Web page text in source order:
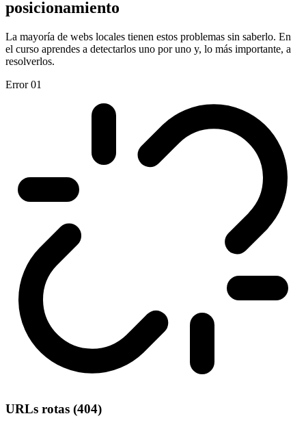
posicionamiento
La mayoría de webs locales tienen estos problemas sin saberlo. En
el curso aprendes a detectarlos uno por uno y, lo más importante, a
resolverlos.
Error 01
URLs rotas (404)